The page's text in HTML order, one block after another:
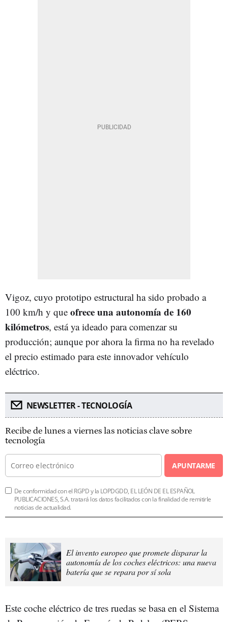
Vigoz, cuyo prototipo estructural ha sido probado a
100 km/h y que ofrece una autonomía de 160
kilómetros, está ya ideado para comenzar su
producción; aunque por ahora la firma no ha revelado
el precio estimado para este innovador vehículo
eléctrico.
NEWSLETTER - TECNOLOGÍA
Recibe de lunes a viernes las noticias clave sobre
tecnología
APUNTARME
De conformidad con el RGPD y la LOPDGDD, EL LEÓN DE EL ESPAÑOL
PUBLICACIONES, S.A. tratará los datos facilitados con la finalidad de remitirle
noticias de actualidad.
El invento europeo que promete disparar la
autonomía de los coches eléctricos: una nueva
batería que se repara por sí sola
Este coche eléctrico de tres ruedas se basa en el Sistema